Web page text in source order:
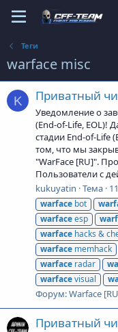
Теги
warface misc
K Приватный
Уведомление о
(End-of-Life, EOL)!
стадии End-of-Life
том, что мы
"WarFace [RU]".
Пользователи с
kukuyatin Тема
warface bot
warfaceesp
warface hacks &
warface memhack
warface radar
warfacevisual
Форум:Warface
Приватный